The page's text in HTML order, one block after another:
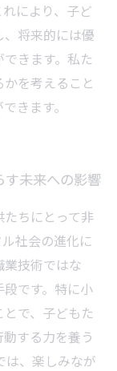
により、子ど
将来的には優
きます。私た
を考えること
きます。
す未来への影響
ちにとって非
社会の進化に
技術ではな
です。特に小
で、子どもた
する力を養う
は、楽しみなが